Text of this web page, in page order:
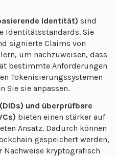
Identität) sind
Identitätsstandards. Sie
signierte Claims von
um nachzuweisen, dass
bestimmte Anforderungen
Tokenisierungssystemen
Sie sie anpassen.
(DIDs) und überprüfbare
bieten einen stärker auf
Ansatz. Dadurch können
gespeichert werden,
Nachweise kryptografisch